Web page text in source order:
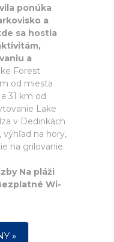
ponúka
a
sa hostia
a
Forest
od miesta
31 km od
Lake
v Dedinkách
výhľad na hory,
na grilovanie.
Na pláži
Wi-
»